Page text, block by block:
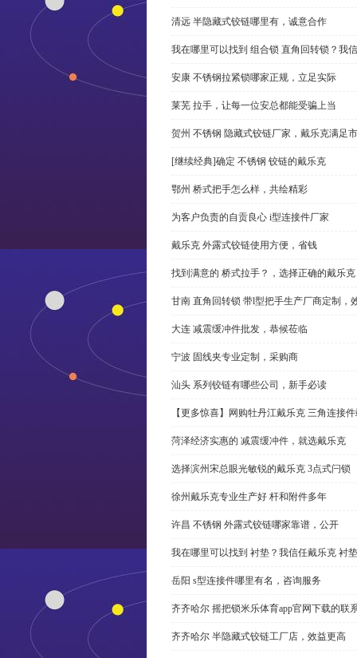
清远 半隐藏式铰链哪里有，诚意合作
我在哪里可以找到 组合锁 直角回转锁？我
安康 不锈钢拉紧锁哪家正规，立足实际
莱芜 拉手，让每一位安总都能受骗上当
贺州 不锈钢 隐藏式铰链厂家，戴乐克满足
[继续经典]确定 不锈钢 铰链的戴乐克
鄂州 桥式把手怎么样，共绘精彩
为客户负责的自贡良心 i型连接件厂家
戴乐克 外露式铰链使用方便，省钱
找到满意的 桥式拉手？，选择正确的戴乐克
甘南 直角回转锁 带l型把手生产厂商定制，
大连 减震缓冲件批发，恭候莅临
宁波 固线夹专业定制，采购商
汕头 系列铰链有哪些公司，新手必读
【更多惊喜】网购牡丹江戴乐克 三角连接
菏泽经济实惠的 减震缓冲件，就选戴乐克
选择滨州宋总眼光敏锐的戴乐克 3点式闩锁
徐州戴乐克专业生产好 杆和附件多年
许昌 不锈钢 外露式铰链哪家靠谱，公开
我在哪里可以找到 衬垫？我信任戴乐克 衬
岳阳 s型连接件哪里有名，咨询服务
齐齐哈尔 摇把锁米乐体育app官网下载的联
齐齐哈尔 半隐藏式铰链工厂店，效益更高